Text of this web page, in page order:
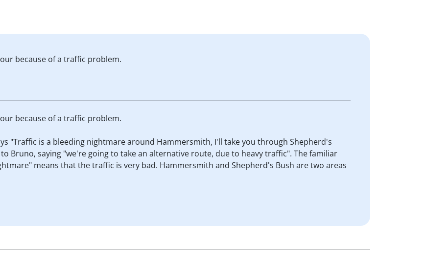
because of a traffic problem.
because of a traffic problem.
"Traffic is a bleeding nightmare around Hammersmith, I'll take you through Shepherd's
Bruno, saying "we're going to take an alternative route, due to heavy traffic". The familiar
means that the traffic is very bad. Hammersmith and Shepherd's Bush are two areas